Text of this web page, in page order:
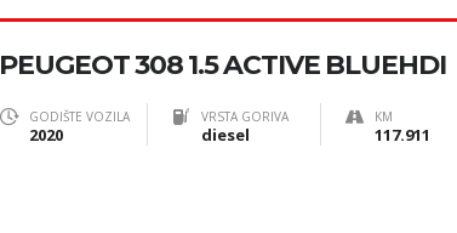
PEUGEOT 308 1.5 ACTIVE BLUEHDI
GODIŠTE VOZILA
2020
VRSTA GORIVA
diesel
KM
117.911